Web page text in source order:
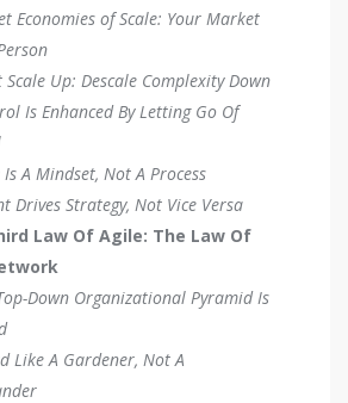
Economies of Scale: Your Market
Scale Up: Descale Complexity Down
Is Enhanced By Letting Go Of
Is A Mindset, Not A Process
Drives Strategy, Not Vice Versa
Law Of Agile: The Law Of
Down Organizational Pyramid Is
Like A Gardener, Not A